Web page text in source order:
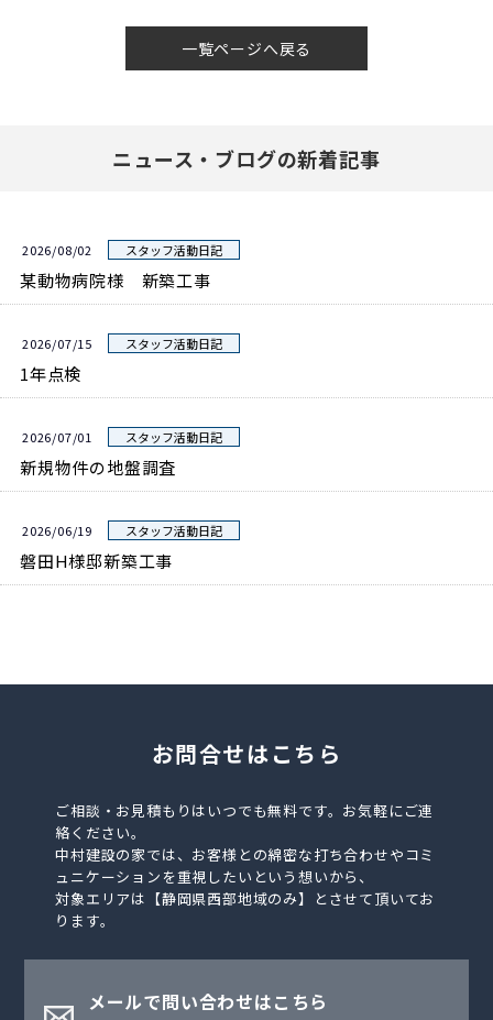
一覧ページへ戻る
ニュース・ブログの新着記事
2026/08/02 スタッフ活動日記
某動物病院様 新築工事
2026/07/15 スタッフ活動日記
1年点検
2026/07/01 スタッフ活動日記
新規物件の地盤調査
2026/06/19 スタッフ活動日記
磐田H様邸新築工事
お問合せはこちら
ご相談・お見積もりはいつでも無料です。お気軽にご連
絡ください。
中村建設の家では、お客様との綿密な打ち合わせやコミ
ュニケーションを重視したいという想いから、
対象エリアは【静岡県西部地域のみ】とさせて頂いてお
ります。
メールで問い合わせはこちら